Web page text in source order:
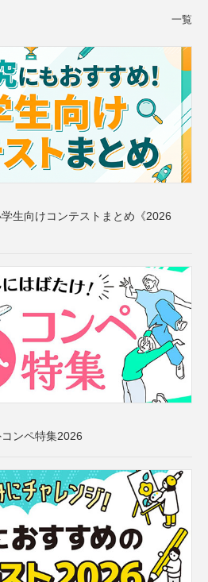
一覧
生向けコンテストまとめ《2026
ンペ特集2026